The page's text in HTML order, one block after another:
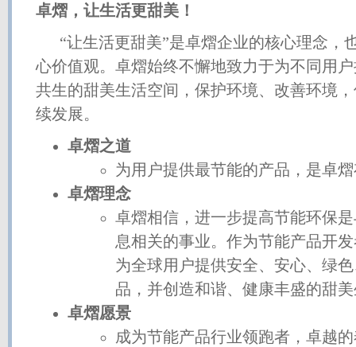
卓熠，让生活更甜美！
“让生活更甜美”是卓熠企业的核心理念，
心价值观。卓熠始终不懈地致力于为不同用
共生的甜美生活空间，保护环境、改善环境
续发展。
卓熠之道
为用户提供最节能的产品，是卓
卓熠理念
卓熠相信，进一步提高节能环保
息相关的事业。作为节能产品开
为全球用户提供安全、安心、绿
品，并创造和谐、健康丰盛的甜
卓熠愿景
成为节能产品行业领跑者，卓越